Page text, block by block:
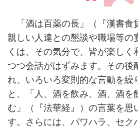
「酒は百薬の長」（『漢書食
親しい人達との懇談や職場等の
くは、その気分で、皆が楽し
つつ会話がはずみます。その後
れ、いろいろ変則的な言動を繰
と、「人、酒を飲み、酒、酒を
む」（『法華経』）の言葉を思
す。さらには、パワハラ、セク